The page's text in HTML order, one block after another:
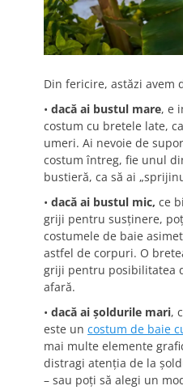
Din fericire, astăzi avem
• dacă ai bustul mare, e
costum cu bretele late,
umeri. Ai nevoie de
costum întreg, fie unul
bustieră, ca să ai
• dacă ai bustul mic, ce
griji pentru susținere,
costumele de baie
astfel de corpuri. O
griji pentru posibilitatea
afară.
• dacă ai șoldurile mari,
este un costum de baie
mai multe elemente
distragi atenția de la
– sau poți să alegi un